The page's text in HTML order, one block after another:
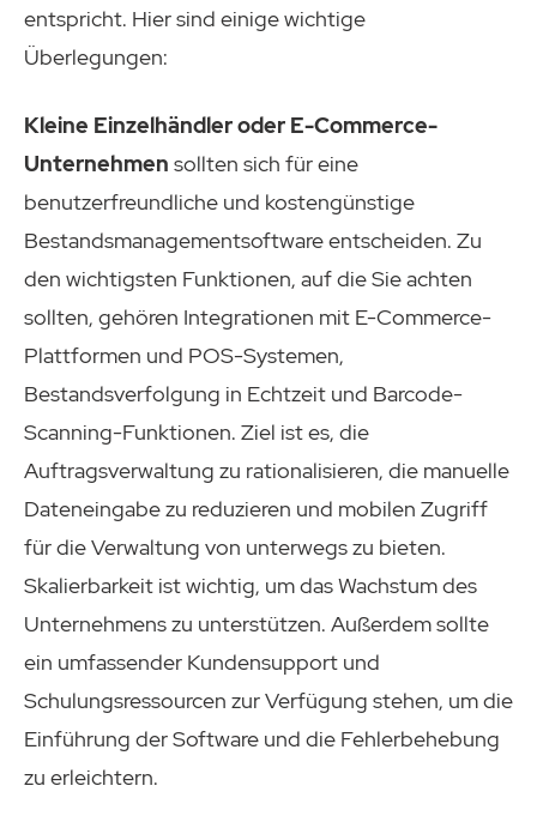
entspricht. Hier sind einige wichtige
Überlegungen:
Kleine Einzelhändler oder E-Commerce-
Unternehmen sollten sich für eine
benutzerfreundliche und kostengünstige
Bestandsmanagementsoftware entscheiden. Zu
den wichtigsten Funktionen, auf die Sie achten
sollten, gehören Integrationen mit E-Commerce-
Plattformen und POS-Systemen,
Bestandsverfolgung in Echtzeit und Barcode-
Scanning-Funktionen. Ziel ist es, die
Auftragsverwaltung zu rationalisieren, die manuelle
Dateneingabe zu reduzieren und mobilen Zugriff
für die Verwaltung von unterwegs zu bieten.
Skalierbarkeit ist wichtig, um das Wachstum des
Unternehmens zu unterstützen. Außerdem sollte
ein umfassender Kundensupport und
Schulungsressourcen zur Verfügung stehen, um die
Einführung der Software und die Fehlerbehebung
zu erleichtern.